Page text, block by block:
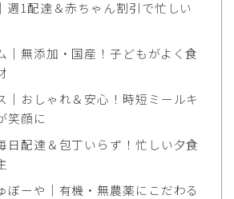
週1配達＆赤ちゃん割引で忙しい
｜無添加・国産！子どもがよく食
｜おしゃれ＆安心！時短ミールキ
笑顔に
日配達＆包丁いらず！忙しい夕食
ぼーや｜有機・無農薬にこだわる